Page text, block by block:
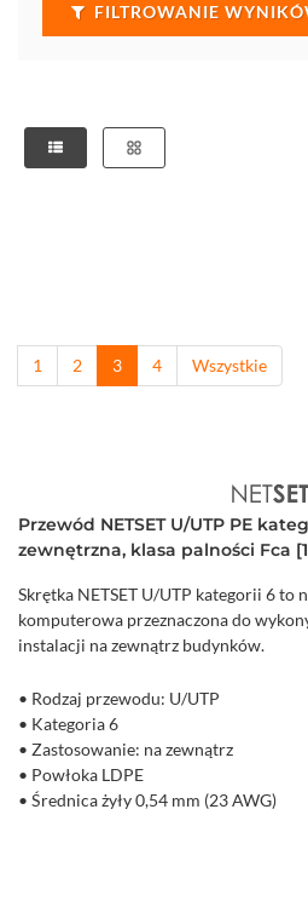
FILTROWANIE
1 2 3 4 Wszystkie
Przewód NETSET U/UTP PE
zewnętrzna, klasa palności Fca
Skrętka NETSET U/UTP kategorii 6 to
komputerowa przeznaczona do
instalacji na zewnątrz budynków.
• Rodzaj przewodu: U/UTP
• Kategoria 6
• Zastosowanie: na zewnątrz
• Powłoka LDPE
• Średnica żyły 0,54 mm (23 AWG)